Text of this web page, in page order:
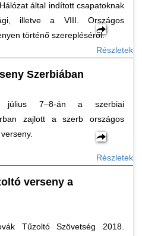
által indított csapatoknak
illetve a VIII. Országos
történő szerepléséről.
Részletek
Szerbiában
július 7–8-án a szerbiai
zajlott a szerb országos
Részletek
verseny a
Tűzoltó Szövetség 2018.